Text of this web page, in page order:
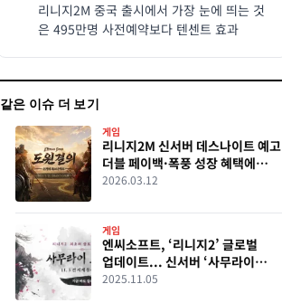
리니지2M 중국 출시에서 가장 눈에 띄는 것
은 495만명 사전예약보다 텐센트 효과
같은 이슈 더 보기
게임
리니지2M 신서버 데스나이트 예고
더블 페이백·폭풍 성장 혜택에
유저들 몰린다
2026.03.12
게임
엔씨소프트, ‘리니지2’ 글로벌
업데이트... 신서버 ‘사무라이
크로우’
2025.11.05